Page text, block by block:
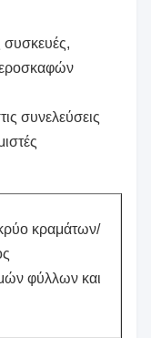
συσκευές,
συνελεύσεις
κραμάτων/
φύλλων και